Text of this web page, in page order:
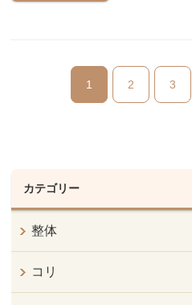
1 2 3
カテゴリー
整体
コリ